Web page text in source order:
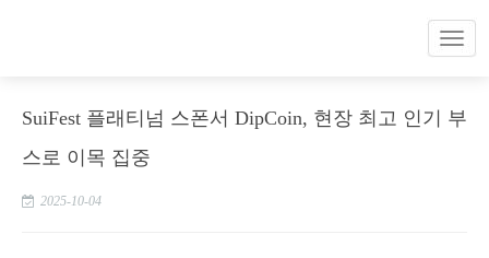
SuiFest 플래티넘 스폰서 DipCoin, 현장 최고 인기 부
스로 이목 집중
2025-10-04